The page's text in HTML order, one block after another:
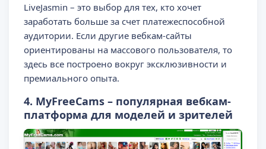
LiveJasmin – это выбор для тех, кто хочет
заработать больше за счет платежеспособной
аудитории. Если другие вебкам-сайты
ориентированы на массового пользователя, то
здесь все построено вокруг эксклюзивности и
премиального опыта.
4. MyFreeCams – популярная вебкам-
платформа для моделей и зрителей